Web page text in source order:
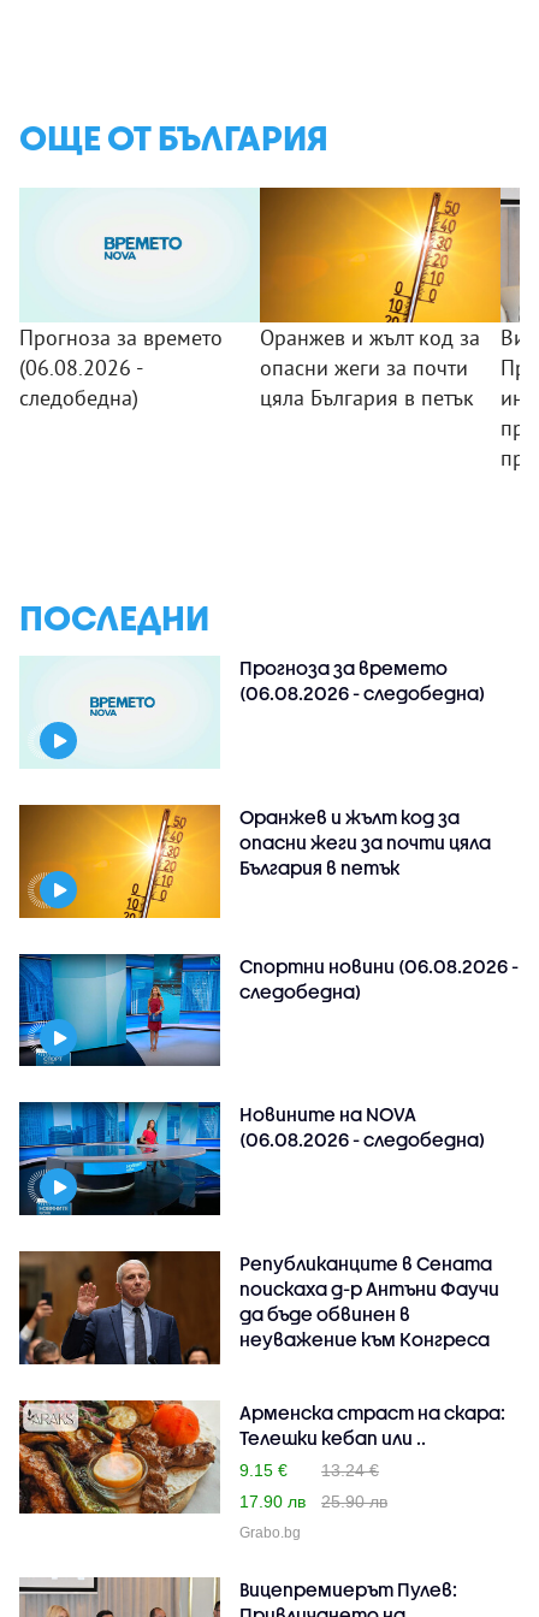
ОЩЕ ОТ БЪЛГАРИЯ
Прогноза за времето
(06.08.2026 -
следобедна)
Оранжев и жълт код за
опасни жеги за почти
цяла България в петък
ПОСЛЕДНИ
Прогноза за времето
(06.08.2026 - следобедна)
Оранжев и жълт код за
опасни жеги за почти цяла
България в петък
Спортни новини (06.08.2026 -
следобедна)
Новините на NOVA
(06.08.2026 - следобедна)
Републиканците в Сената
поискаха д-р Антъни Фаучи
да бъде обвинен в
неуважение към Конгреса
Арменска страст на скара:
Телешки кебап или ..
9.15 €
13.24 €
17.90 лв
25.90 лв
Grabo.bg
Вицепремиерът Пулев: